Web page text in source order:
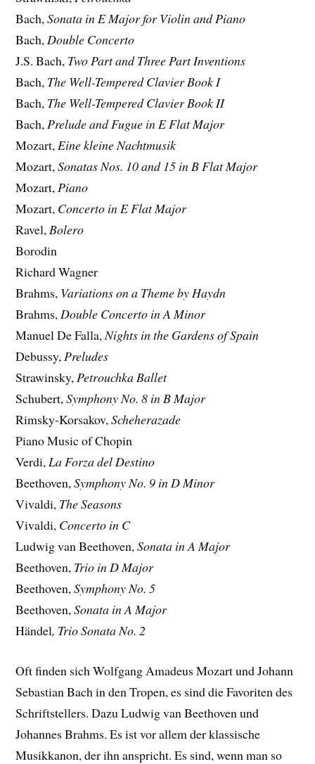
Bach,Sonata in E Major for Violin and Piano
Bach,Double Concerto
J.S. Bach, Two Part and Three Part Inventions
Bach, The Well-Tempered Clavier Book I
Bach, The Well-Tempered Clavier Book II
Bach,Prelude and Fugue in E Flat Major
Mozart,Eine kleine Nachtmusik
Mozart,Sonatas Nos. 10 and 15 in B Flat Major
Mozart,Piano
Mozart, Concerto in E Flat Major
Ravel,Bolero
Borodin
Richard Wagner
Brahms, Variations on a Theme by Haydn
Brahms,Double Concerto in A Minor
Manuel De Falla,Nights in the Gardens of Spain
Debussy,Preludes
Strawinsky,Petrouchka Ballet
Schubert,Symphony No. 8 in B Major
Rimsky-Korsakov,Scheherazade
Piano Music of Chopin
Verdi,La Forza del Destino
Beethoven,Symphony No. 9 in D Minor
Vivaldi, The Seasons
Vivaldi, Concerto in C
Ludwig van Beethoven,Sonata in A Major
Beethoven, Trio in D Major
Beethoven,Symphony No. 5
Beethoven,Sonata in A Major
Händel, Trio Sonata No. 2
Oft finden sich Wolfgang Amadeus Mozart und Johann
Sebastian Bach in den Tropen, es sind die Favoriten des
Schriftstellers. Dazu Ludwig van Beethoven und
Johannes Brahms. Es ist vor allem der klassische
Musikkanon, der ihn anspricht. Es sind, wenn man so